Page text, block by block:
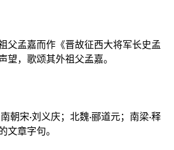
父孟嘉而作《晋故征西大将军长史孟
望，歌颂其外祖父孟嘉。
朝宋·刘义庆；北魏·郦道元；南梁·释
文章字句。